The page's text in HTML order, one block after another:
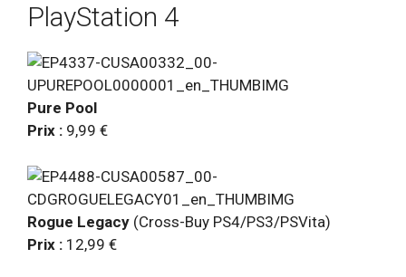
PlayStation 4
Pure Pool
Prix : 9,99 €
Rogue Legacy (Cross-Buy PS4/PS3/PSVita)
Prix : 12,99 €